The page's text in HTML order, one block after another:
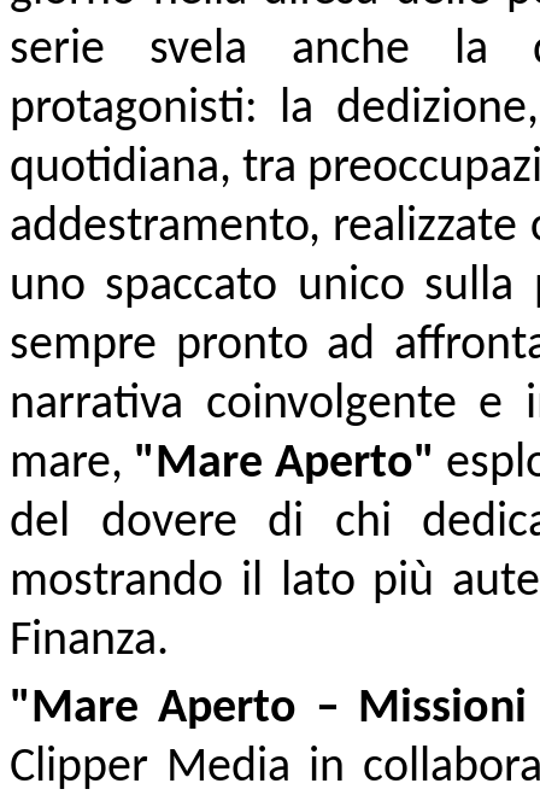
serie svela anche la
protagonisti: la
quotidiana, tra
addestramento,
uno spaccato unico
sempre pronto ad
narrativa coinvolgente e
mare, "Mare Aperto"
del dovere di chi
mostrando il lato più
Finanza.
"Mare Aperto –
Clipper Media in